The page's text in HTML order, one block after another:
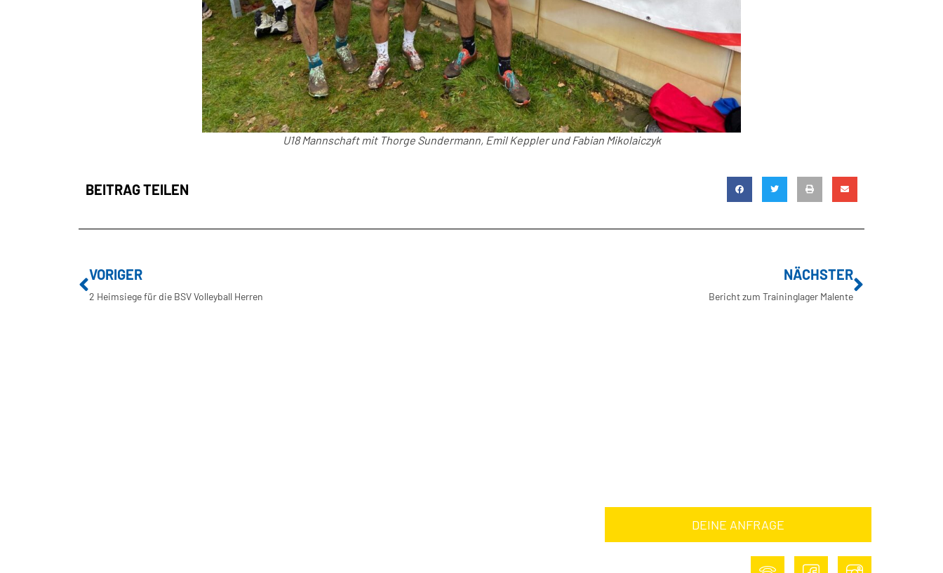
U18 Mannschaft mit Thorge Sundermann, Emil Keppler und Fabian Mikolaiczyk
BEITRAG TEILEN
VORIGER
2 Heimsiege für die BSV Volleyball Herren
NÄCHSTER
Bericht zum Traininglager Malente
DEINE ANFRAGE